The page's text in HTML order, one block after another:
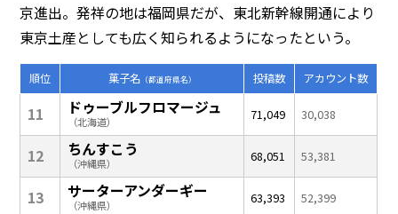
京進出。発祥の地は福岡県だが、東北新幹線開通により
東京土産としても広く知られるようになったという。
順位 菓子名（都道府県名） 投稿数 アカウント数
11 ドゥーブルフロマージュ
（北海道） 71,049 30,038
12 ちんすこう
（沖縄県） 68,051 53,381
13 サーターアンダーギー
（沖縄県） 63,393 52,399